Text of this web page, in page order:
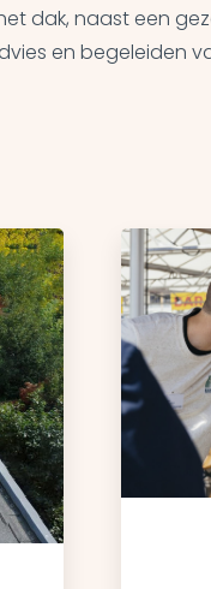
dak, naast een
en begeleiden